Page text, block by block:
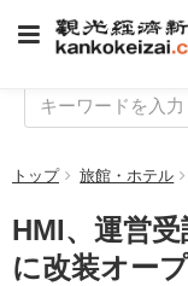
トップ 旅館・ホテル
HMI、運営
に改装オー